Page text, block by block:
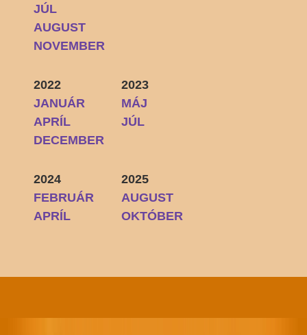
JÚL
AUGUST
NOVEMBER
2022
JANUÁR
APRÍL
DECEMBER
2023
MÁJ
JÚL
2024
FEBRUÁR
APRÍL
2025
AUGUST
OKTÓBER